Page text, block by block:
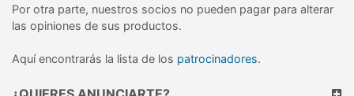
Por otra parte, nuestros socios no pueden pagar para alterar
las opiniones de sus productos.
Aquí encontrarás la lista de los patrocinadores.